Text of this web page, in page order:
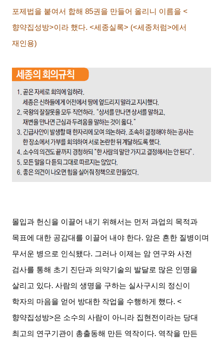
포제법을 붙여서 합해 85권을 만들어 올리니 이름을 <
향약집성방>이라 했다. <세종실록> (<세종처럼>에서
재인용)
몰입과 헌신을 이끌어 내기 위해서는 먼저 과업의 목적과
목표에 대한 공감대를 이끌어 내야 한다. 암은 흔한 질병이며
무서운 병으로 인식됐다. 그러나 이제는 암 연구와 사전
검사를 통해 초기 진단과 의약기술의 발달로 많은 인명을
살리고 있다.사람의 생명을 구하는 실사구시의 정신이
학자의 마음을 얻어 방대한 작업을 수행하게 했다. <
향약집성방>은 소수의 사람이 아니라 집현전이라는 당대
최고의 연구기관이 총출동해 만든 역작이다. 역작을 만든